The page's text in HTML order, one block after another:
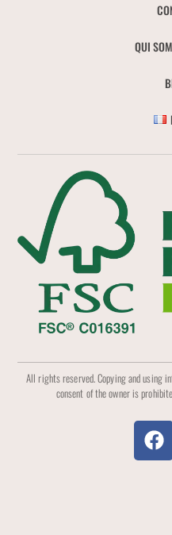
QUI
All rights reserved. Copying and using
consent of the owner is